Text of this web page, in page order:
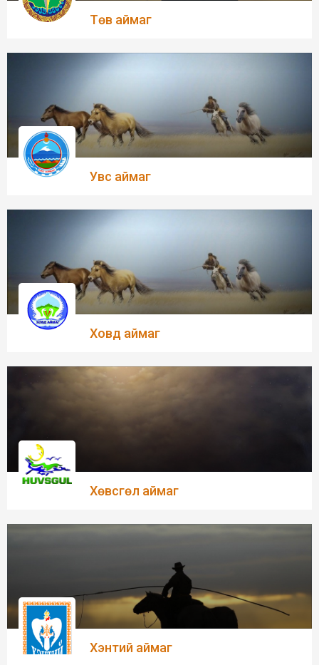
Төв аймаг
Увс аймаг
Ховд аймаг
Хөвсгөл аймаг
Хэнтий аймаг